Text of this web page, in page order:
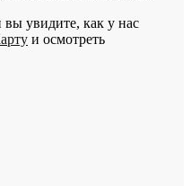
вы увидите, как у нас
и осмотреть